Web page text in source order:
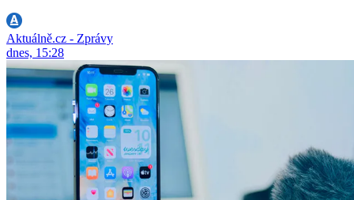
Aktuálně.cz - Zprávy
dnes, 15:28